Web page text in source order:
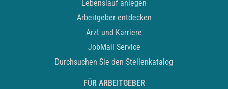
Lebenslauf anlegen
Arbeitgeber entdecken
Arzt und Karriere
JobMail Service
Durchsuchen Sie den Stellenkatalog
FÜR ARBEITGEBER